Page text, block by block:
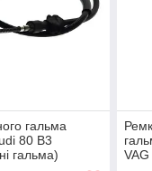
гальма
80 B3
гальма)